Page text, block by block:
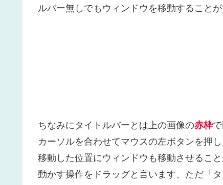
ルバー無しでもウィンドウを移動すること
ちなみにタイトルバーとは上の画像の赤枠
カーソルを合わせてマウスの左ボタンを押
移動した位置にウィンドウも移動させるこ
動かす操作をドラッグと言います、ただ「